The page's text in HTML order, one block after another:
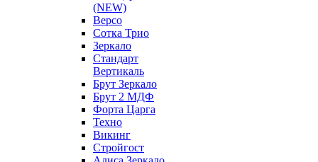
(NEW)
Версо
Сотка Трио
Зеркало
Стандарт
Вертикаль
Брут Зеркало
Брут 2 МДФ
Форта Царга
Техно
Викинг
Стройгост